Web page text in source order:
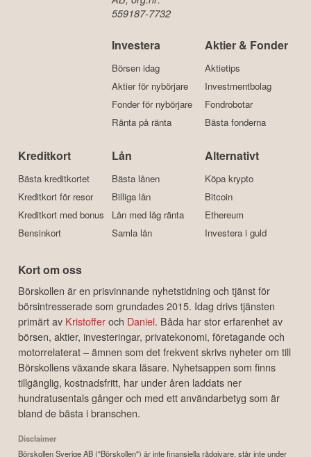
559187-7732
Investera
Börsen idag
Aktier för nybörjare
Fonder för nybörjare
Ränta på ränta
Aktier & Fonder
Aktietips
Investmentbolag
Fondrobotar
Bästa fonderna
Kreditkort
Bästa kreditkortet
Kreditkort för resor
Kreditkort med bonus
Bensinkort
Lån
Bästa lånen
Billiga lån
Lån med låg ränta
Samla lån
Alternativt
Köpa krypto
Bitcoin
Ethereum
Investera i guld
Kort om oss
Börskollen är en prisvinnande nyhetstidning och tjänst för
börsintresserade som grundades 2015. Idag drivs tjänsten
primärt av Kristofferoch Daniel. Båda har stor erfarenhet av
börsen, aktier, investeringar, privatekonomi, företagande och
motorrelaterat – ämnen som det frekvent skrivs nyheter om till
Börskollens växande skara läsare. Nyhetsappen som finns
tillgänglig, kostnadsfritt, har under åren laddats ner
hundratusentals gånger och med ett användarbetyg som är
bland de bästa i branschen.
Disclaimer
Börskollen Sverige AB ("Börskollen") är inte finansiella rådgivare, står inte under